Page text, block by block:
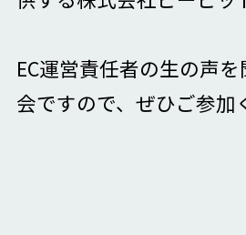
EC運営責任者の生の声
会ですので、ぜひご参加